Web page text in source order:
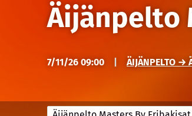
Äijänpelto
7/11/26 09:00 ÄIJÄNPELTO →